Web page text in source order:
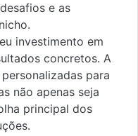
e as
investimento em
concretos. A
para
não apenas seja
principal dos